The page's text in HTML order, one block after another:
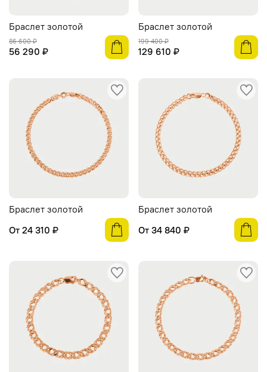
Браслет золотой
86 600 ₽
56 290 ₽
Браслет золотой
199 400 ₽
129 610 ₽
Браслет золотой
От 24 310 ₽
Браслет золотой
От 34 840 ₽